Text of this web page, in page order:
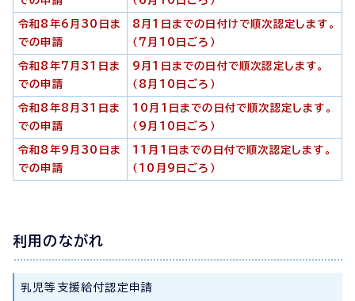
令和8年6月30日ま
での申請
8月1日までの日付けで順次認定します。
（7月10日ごろ）
令和8年7月31日ま
での申請
9月1日までの日付で順次認定します。
（8月10日ごろ）
令和8年8月31日ま
での申請
10月1日までの日付で順次認定します。
（9月10日ごろ）
令和8年9月30日ま
での申請
11月1日までの日付で順次認定します。
（10月9日ごろ）
利用のながれ
乳児等支援給付認定申請